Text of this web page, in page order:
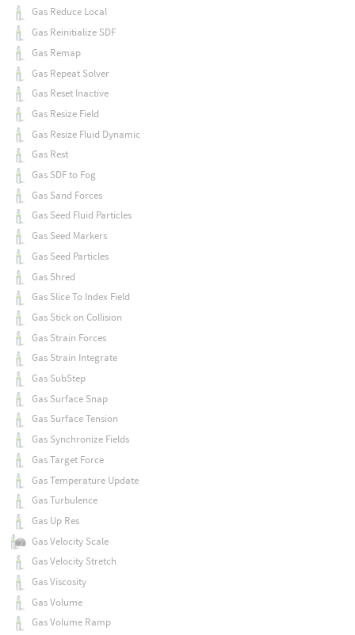
Gas Reduce Local
Gas Reinitialize SDF
Gas Remap
Gas Repeat Solver
Gas Reset Inactive
Gas Resize Field
Gas Resize Fluid Dynamic
Gas Rest
Gas SDF to Fog
Gas Sand Forces
Gas Seed Fluid Particles
Gas Seed Markers
Gas Seed Particles
Gas Shred
Gas Slice To Index Field
Gas Stick on Collision
Gas Strain Forces
Gas Strain Integrate
Gas SubStep
Gas Surface Snap
Gas Surface Tension
Gas Synchronize Fields
Gas Target Force
Gas Temperature Update
Gas Turbulence
Gas Up Res
Gas Velocity Scale
Gas Velocity Stretch
Gas Viscosity
Gas Volume
Gas Volume Ramp